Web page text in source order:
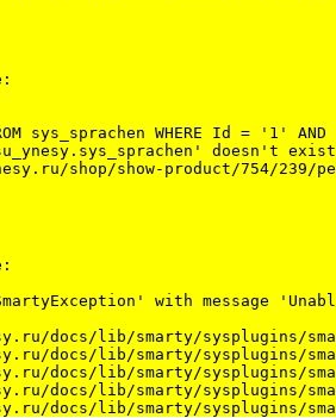
sys_sprachen WHERE Id = '1'
doesn't exist
shop/show-product/754/239/
with message
docs/lib/smarty/sysplugins/
docs/lib/smarty/sysplugins/
docs/lib/smarty/sysplugins/
docs/lib/smarty/sysplugins/
docs/lib/smarty/sysplugins/